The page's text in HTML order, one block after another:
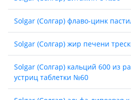
Solgar (Солгар) флаво-цинк
Solgar (Солгар) жир печени
Solgar (Солгар) кальций 600 из
устриц таблетки №60